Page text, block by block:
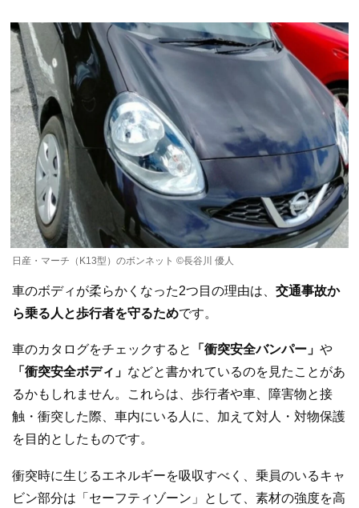
日産・マーチ（K13型）のボンネット ©長谷川 優人
車のボディが柔らかくなった2つ目の理由は、 交通事故か
ら乗る人と歩行者を守るためです。
車のカタログをチェックすると 「衝突安全バンパー」 や
「衝突安全ボディ」 などと書かれているのを見たことがあ
るかもしれません。これらは、歩行者や車、障害物と接
触・衝突した際、車内にいる人に、加えて対人・対物保護
を目的としたものです。
衝突時に生じるエネルギーを吸収すべく、乗員のいるキャ
ビン部分は「セーフティゾーン」として、素材の強度を高